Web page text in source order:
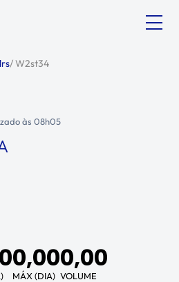
/W2st34
às 08h05
0,00
MÁX (DIA)
0,00
VOLUME